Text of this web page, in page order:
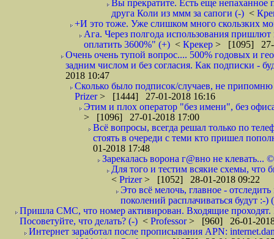
Вы прекратите. Есть еще непаханное
друга Коли из ммм за сапоги (-) <
+И это тоже. Уже слишком много скользких
Ага. Через полгода использования
оплатить 3600%" (+) < Крекер > [1095] 27-
Очень очень тупой вопрос.... 500% годовых и
задним числом и без согласия. Как подписки -
2018 10:47
Сколько было подписок/случаев, не
Prizer> [1444] 27-01-2018 16:16
Этим и плох оператор "без имени", без
> [1096] 27-01-2018 17:00
Всё вопросы, всегда решал только по
стоять в очереди с теми кто пришел
01-2018 17:48
Зарекалась ворона г@вно не клевать...
Для того и тестим всякие схемы, что
< Prizer> [1052] 28-01-2018 09:22
Это всё мелочь, главное -
поколений расплачиваться будут :-)
Пришла СМС, что номер активирован. Входящие проходят.
Посоветуйте, что делать? (-) < Professor> [960] 26-01-
Интернет заработал после прописывания APN: